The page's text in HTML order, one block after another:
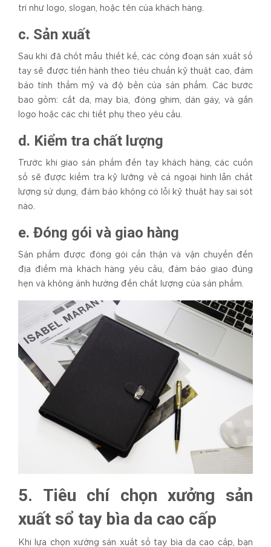
trí như logo, slogan, hoặc tên của khách hàng.
c. Sản xuất
Sau khi đã chốt mẫu thiết kế, các công đoạn sản xuất sổ
tay sẽ được tiến hành theo tiêu chuẩn kỹ thuật cao, đảm
bảo tính thẩm mỹ và độ bền của sản phẩm. Các bước
bao gồm: cắt da, may bìa, đóng ghim, dán gáy, và gắn
logo hoặc các chi tiết phụ theo yêu cầu.
d. Kiểm tra chất lượng
Trước khi giao sản phẩm đến tay khách hàng, các cuốn
sổ sẽ được kiểm tra kỹ lưỡng về cả ngoại hình lẫn chất
lượng sử dụng, đảm bảo không có lỗi kỹ thuật hay sai sót
nào.
e. Đóng gói và giao hàng
Sản phẩm được đóng gói cẩn thận và vận chuyển đến
địa điểm mà khách hàng yêu cầu, đảm bảo giao đúng
hẹn và không ảnh hưởng đến chất lượng của sản phẩm.
5. Tiêu chí chọn xưởng sản
xuất sổ tay bìa da cao cấp
Khi lựa chọn xưởng sản xuất sổ tay bìa da cao cấp, bạn